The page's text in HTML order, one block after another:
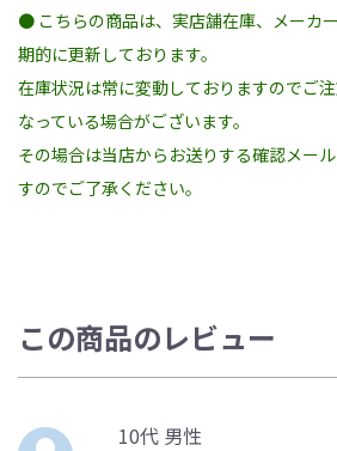
● こちらの商品は、実店舗在庫、メーカ
期的に更新しております。
在庫状況は常に変動しておりますのでご
なっている場合がございます。
その場合は当店からお送りする確認メー
すのでご了承ください。
この商品のレビュー
10代 男性